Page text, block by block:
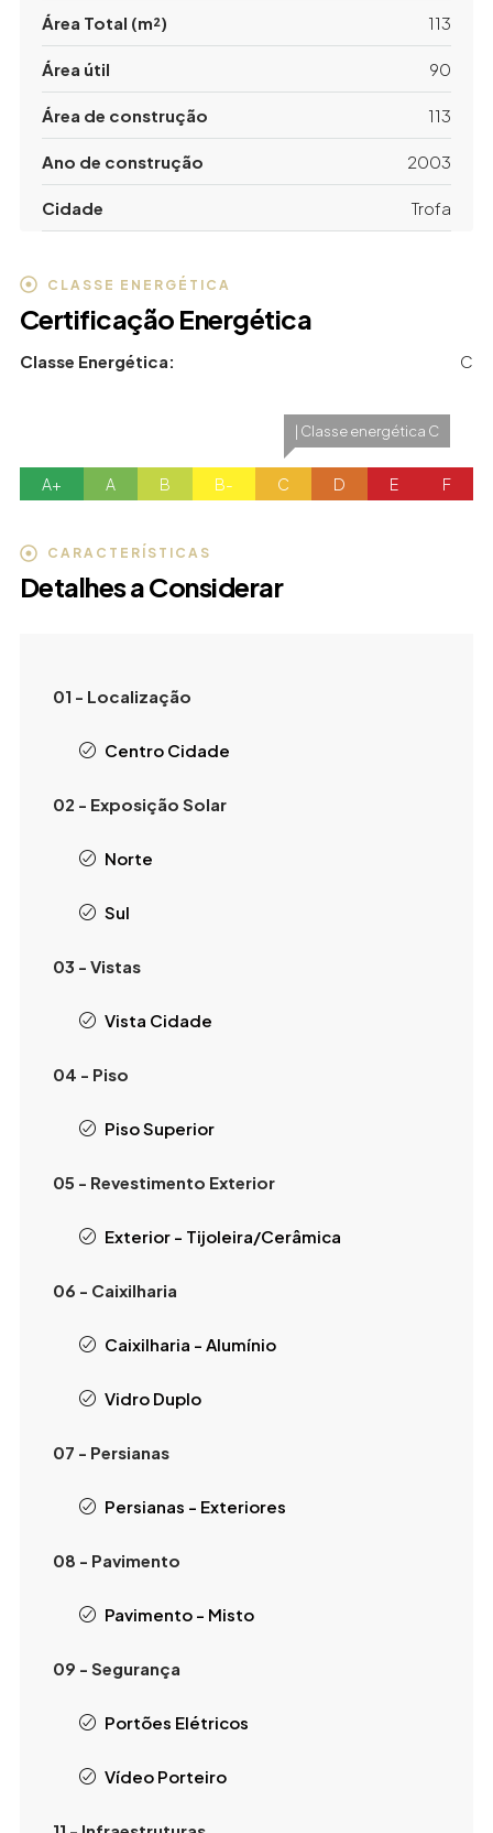
Área Total (m²) 113
Área útil 90
Área de construção 113
Ano de construção 2003
Cidade Trofa
CLASSE ENERGÉTICA
Certificação Energética
Classe Energética: C
A+ A B B-
| Classe energética C
C D E F
CARACTERÍSTICAS
Detalhes a Considerar
01 - Localização
Centro Cidade
02 - Exposição Solar
Norte
Sul
03 - Vistas
Vista Cidade
04 - Piso
Piso Superior
05 - Revestimento Exterior
Exterior - Tijoleira/Cerâmica
06 - Caixilharia
Caixilharia - Alumínio
Vidro Duplo
07 - Persianas
Persianas - Exteriores
08 - Pavimento
Pavimento - Misto
09 - Segurança
Portões Elétricos
Vídeo Porteiro